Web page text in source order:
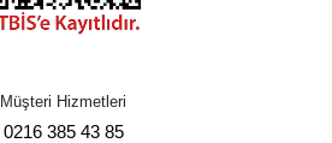
Müşteri Hizmetleri
0216 385 43 85